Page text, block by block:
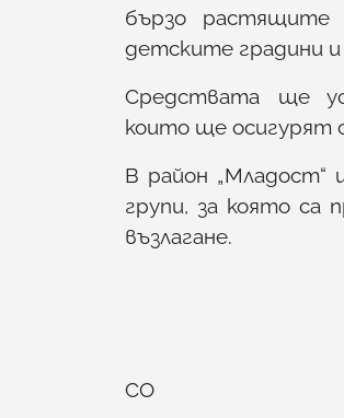
бързо
детските градини и
Средствата ще
които ще осигурят
В район „Младост“
групи, за която са
възлагане.
СО